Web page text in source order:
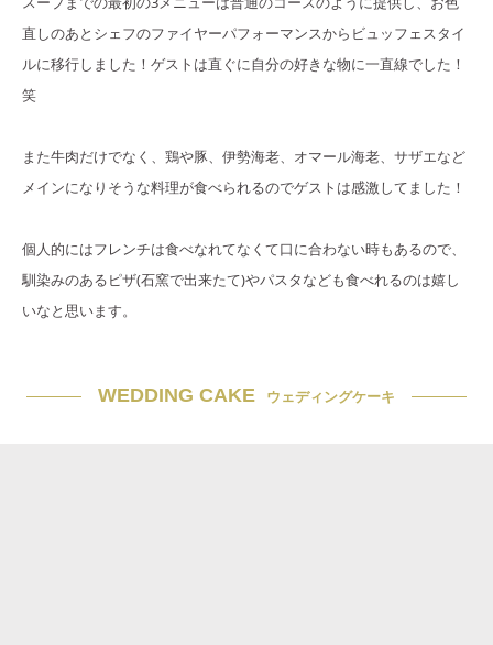
直しのあとシェフのファイヤーパフォーマンスからビュッフェスタイ
ルに移行しました！ゲストは直ぐに自分の好きな物に一直線でした！
笑
また牛肉だけでなく、鶏や豚、伊勢海老、オマール海老、サザエなど
メインになりそうな料理が食べられるのでゲストは感激してました！
個人的にはフレンチは食べなれてなくて口に合わない時もあるので、
馴染みのあるピザ(石窯で出来たて)やパスタなども食べれるのは嬉し
いなと思います。
WEDDING CAKE ウェディングケーキ